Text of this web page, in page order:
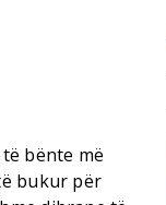
bënte më
bukur për